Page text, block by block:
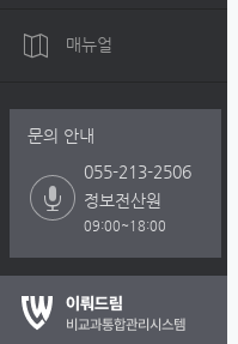
매뉴얼
문의 안내
055-213-2506
정보전산원
09:00~18:00